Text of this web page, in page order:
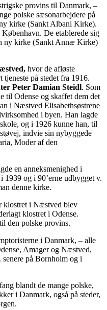
provins til Danmark, –
polske sæsonarbejdere på
kirke (Sankt Albani Kirke).
De etablerede sig
ny kirke (Sankt Annæ Kirke)
hvor de afløste
på stedet fra 1916.
Peter Damian Steidl. Som
til Odense og skaffet dem det
i Næstved Elisabethsøstrene
i byen. Han lagde
og i 1926 kunne han, til
indvie sin nybyggede
Moder af den
en anneksmenighed i
og i 90’erne udbygget v.
denne kirke.
klostret i Næstved blev
klostret i Odense.
den polske provins.
i Danmark, – alle
Amager og Næstved,
på Bornholm og i
blandt de mange polske,
i Danmark, også på steder,